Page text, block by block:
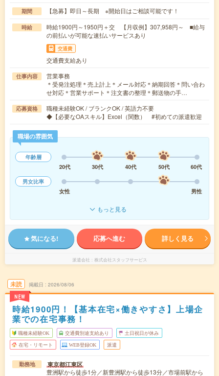
期間 【急募】即日～長期 ※開始日はご相談可能です！
時給
時給1900円～1950円＋交 【月収例】307,958円～ ■給与
の前払いが可能な速払いサービスあり
交通費
交通費支給あり
仕事内容
営業事務
＊受発注処理＊売上計上＊メール対応＊納期回答＊問い合わ
せ対応＊営業サポート＊注文書の整理＊郵送物の手…
応募資格
職種未経験OK / ブランクOK / 英語力不要
◆【必要なOAスキル】Excel（関数） #初めての派遣歓迎
職場の雰囲気
年齢層
20代
30代 40代 50代
60代
男女比率
女性
男性
もっと見る
気になる! 応募へ進む 詳しく見る
派遣会社 株式会社スタッフサービス
未読
NEW
掲載日 2026/08/06
時給1900円！【基本在宅×働きやすさ】上場企
業での在宅事務！
職種未経験OK 交通費別途支給あり 土日祝日が休み
在宅・リモート WEB登録OK 派遣
勤務地 東京都江東区
豊洲駅から徒歩1分／新豊洲駅から徒歩13分／市場前駅から